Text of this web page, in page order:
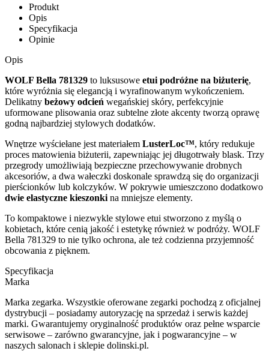
Produkt
Opis
Specyfikacja
Opinie
Opis
WOLF Bella 781329 to luksusowe etui podróżne na biżuterię,
które wyróżnia się elegancją i wyrafinowanym wykończeniem.
Delikatny beżowy odcień wegańskiej skóry, perfekcyjnie
uformowane plisowania oraz subtelne złote akcenty tworzą oprawę
godną najbardziej stylowych dodatków.
Wnętrze wyściełane jest materiałem LusterLoc™, który redukuje
proces matowienia biżuterii, zapewniając jej długotrwały blask. Trzy
przegrody umożliwiają bezpieczne przechowywanie drobnych
akcesoriów, a dwa wałeczki doskonale sprawdzą się do organizacji
pierścionków lub kolczyków. W pokrywie umieszczono dodatkowo
dwie elastyczne kieszonki na mniejsze elementy.
To kompaktowe i niezwykle stylowe etui stworzono z myślą o
kobietach, które cenią jakość i estetykę również w podróży. WOLF
Bella 781329 to nie tylko ochrona, ale też codzienna przyjemność
obcowania z pięknem.
Specyfikacja
Marka
Marka zegarka. Wszystkie oferowane zegarki pochodzą z oficjalnej
dystrybucji – posiadamy autoryzację na sprzedaż i serwis każdej
marki. Gwarantujemy oryginalność produktów oraz pełne wsparcie
serwisowe – zarówno gwarancyjne, jak i pogwarancyjne – w
naszych salonach i sklepie dolinski.pl.